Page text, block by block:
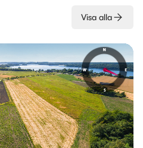
Visa alla